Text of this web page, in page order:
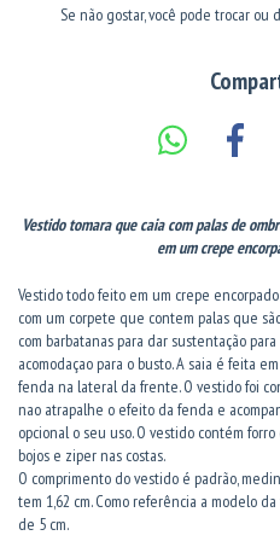
Se não gostar, você pode trocar ou
Vestido tomara que caia com palas de
em um crepe
Vestido todo feito em um crepe
com um corpete que contem palas que
com barbatanas para dar sustentação
acomodaçao para o busto. A saia é feita
fenda na lateral da frente. O vestido foi
nao atrapalhe o efeito da fenda e
opcional o seu uso. O vestido contém
bojos e ziper nas costas.
O comprimento do vestido é padrão,
tem 1,62 cm. Como referência a modelo
de 5 cm.